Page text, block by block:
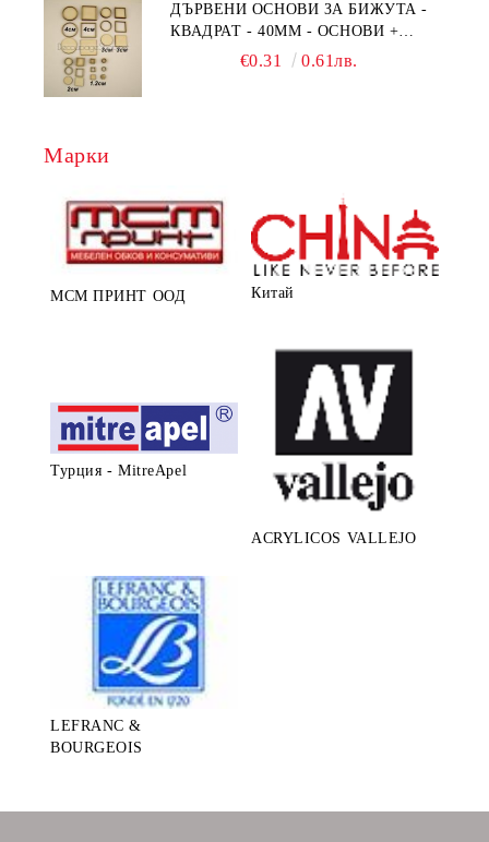
ДЪРВЕНИ ОСНОВИ ЗА БИЖУТА -
КВАДРАТ - 40ММ - ОСНОВИ +
€0.31 0.61лв.
Марки
МСМ ПРИНТ ООД Китай
Турция - MitreApel
ACRYLICOS VALLEJO
LEFRANC &
BOURGEOIS